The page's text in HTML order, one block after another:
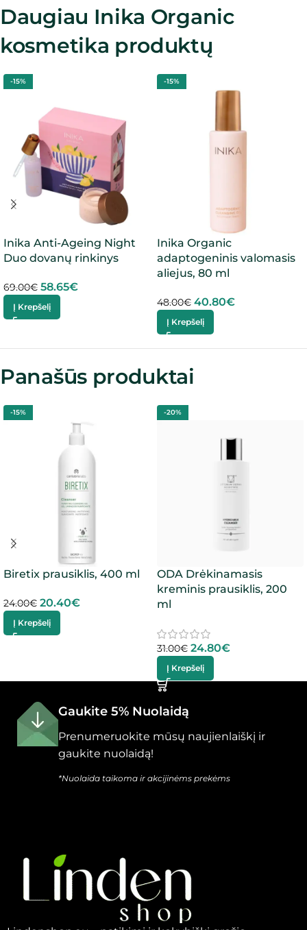
Daugiau Inika Organic
kosmetika produktų
-15%
Inika Anti-Ageing Night
Duo dovanų rinkinys
69.00€ 58.65€
Į Krepšelį
-15%
Inika Organic
adaptogeninis valomasis
aliejus, 80 ml
48.00€ 40.80€
Į Krepšelį
Panašūs produktai
-15%
Biretix prausiklis, 400 ml
24.00€ 20.40€
Į Krepšelį
-20%
ODA Drėkinamasis
kreminis prausiklis, 200
ml
31.00€ 24.80€
Į Krepšelį
Gaukite 5% Nuolaidą
Prenumeruokite mūsų naujienlaiškį ir
gaukite nuolaidą!
*Nuolaida taikoma ir akcijinėms prekėms